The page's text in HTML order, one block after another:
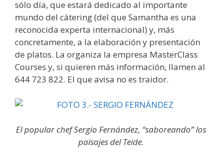
sólo día, que estará dedicado al importante
mundo del cátering (del que Samantha es una
reconocida experta internacional) y, más
concretamente, a la elaboración y presentación
de platos. La organiza la empresa MasterClass
Courses y, si quieren más información, llamen al
644 723 822. El que avisa no es traidor.
El popular chef Sergio Fernández, “saboreando” los
paisajes del Teide.